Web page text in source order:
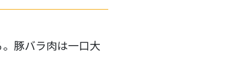
豚バラ肉は一口大